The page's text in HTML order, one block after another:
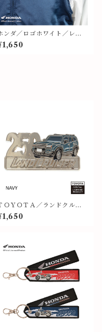
ンダ／ロゴホワイト／レッ
地／ワッペン⑨
ＯＹＯＴＡ／ランドクルー
ー２５０（ネイビー）